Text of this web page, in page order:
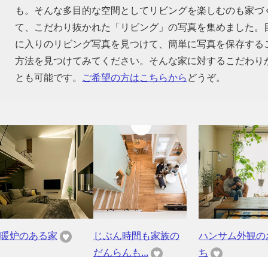
も。そんな多目的な空間としてリビングを楽しむのも家
て、こだわり抜かれた「リビング」の写真を集めました
に入りのリビング写真を見つけて、簡単に写真を保存す
方法を見つけてみてください。そんな家に対するこだわ
とも可能です。
ご希望の方はこちらから どうぞ。
暖炉のある家
じぶん時間も家族の
だんらんも...
ハンサム外観の
ち